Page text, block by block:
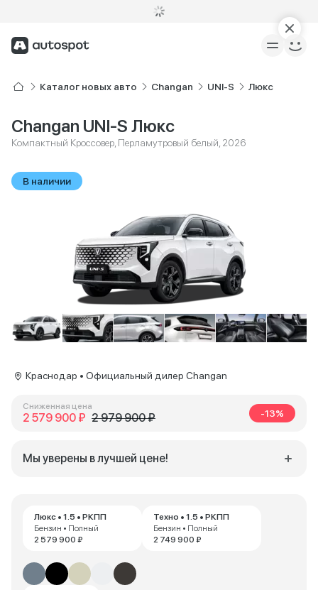
Каталог новых авто Changan UNI-S Люкс
Changan UNI-S Люкс
Компактный Кроссовер, Перламутровый белый, 2026
В наличии
Люкс • 1.5 • РКПП
Бензин • Полный
2 579 900 ₽
Техно • 1.5 • РКПП
Бензин • Полный
2 749 900 ₽
Краснодар • Официальный дилер Changan
Сниженная цена
2 579 900 ₽ 2 979 900 ₽ -13%
Мы уверены в лучшей цене!